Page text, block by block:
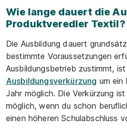
Wie lange dauert die
Produktveredler Textil?
Die Ausbildung dauert
bestimmte Voraussetzungen
Ausbildungsbetrieb zustimmt,
Ausbildungsverkürzung um ein
Jahr möglich. Die Verkürzung
möglich, wenn du schon
einen höheren Schulabschluss